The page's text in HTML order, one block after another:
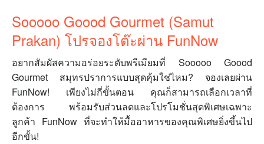
Sooooo Goood Gourmet (Samut
Prakan) โปรจองโต๊ะผ่าน FunNow
อยากสัมผัสความอร่อยระดับพรีเมียมที่ Sooooo Goood
Gourmet สมุทรปราการแบบสุดคุ้มใช่ไหม? จองเลยผ่าน
FunNow! เพียงไม่กี่ขั้นตอน คุณก็สามารถเลือกเวลาที่
ต้องการ พร้อมรับส่วนลดและโปรโมชั่นสุดพิเศษเฉพาะ
ลูกค้า FunNow ที่จะทำให้มื้ออาหารของคุณพิเศษยิ่งขึ้นไป
อีกขั้น!